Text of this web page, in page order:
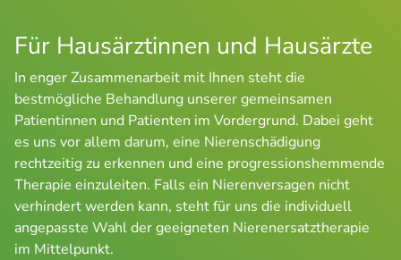
Für Hausärztinnen und Hausärzte
In enger Zusammenarbeit mit Ihnen steht die
bestmögliche Behandlung unserer gemeinsamen
Patientinnen und Patienten im Vordergrund. Dabei geht
es uns vor allem darum, eine Nierenschädigung
rechtzeitig zu erkennen und eine progressionshemmende
Therapie einzuleiten. Falls ein Nierenversagen nicht
verhindert werden kann, steht für uns die individuell
angepasste Wahl der geeigneten Nierenersatztherapie
im Mittelpunkt.